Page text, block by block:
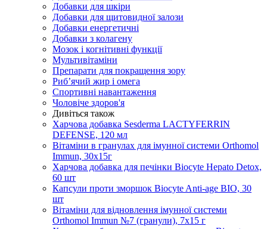
Добавки для шкіри
Добавки для щитовидної залози
Добавки енергетичні
Добавки з колагену
Мозок і когнітивні функції
Мультивітаміни
Препарати для покращення зору
Риб’ячий жир і омега
Спортивні навантаження
Чоловіче здоров'я
Дивіться також
Харчова добавка Sesderma LACTYFERRIN
DEFENSE, 120 мл
Вітаміни в гранулах для імунної системи Orthomol
Immun, 30х15г
Харчова добавка для печінки Biocyte Hepato Detox,
60 шт
Капсули проти зморшок Biocyte Anti-age BIO, 30
шт
Вітаміни для відновлення імунної системи
Orthomol Immun №7 (гранули), 7х15 г